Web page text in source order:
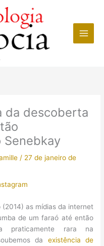
da descoberta
/ 27 de janeiro de
as mídias da internet
de um faraó até então
praticamente rara na
da existência de